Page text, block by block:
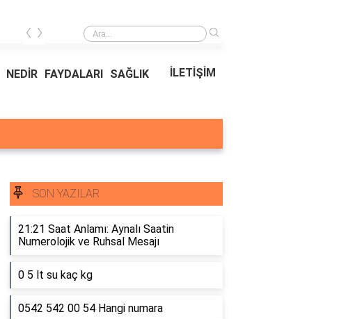
Ödeal Müşteri Hizmetleri
‹ ›
NEDİR FAYDALARI SAĞLIK İLETİŞİM
SON YAZILAR
21:21 Saat Anlamı: Aynalı Saatin
Numerolojik ve Ruhsal Mesajı
0 5 lt su kaç kg
0542 542 00 54 Hangi numara